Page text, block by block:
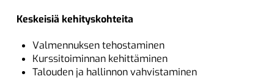
Keskeisiä kehityskohteita
Valmennuksen tehostaminen
Kurssitoiminnan kehittäminen
Talouden ja hallinnon vahvistaminen